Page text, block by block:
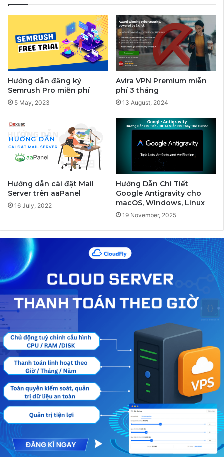
Hướng dẫn đăng ký
Semrush Pro miễn phí
5 May, 2023
Avira VPN Premium miễn
phí 3 tháng
13 August, 2024
Hướng dẫn cài đặt Mail
Server trên aaPanel
16 July, 2022
Hướng Dẫn Chi Tiết
Google Antigravity cho
macOS, Windows, Linux
19 November, 2025